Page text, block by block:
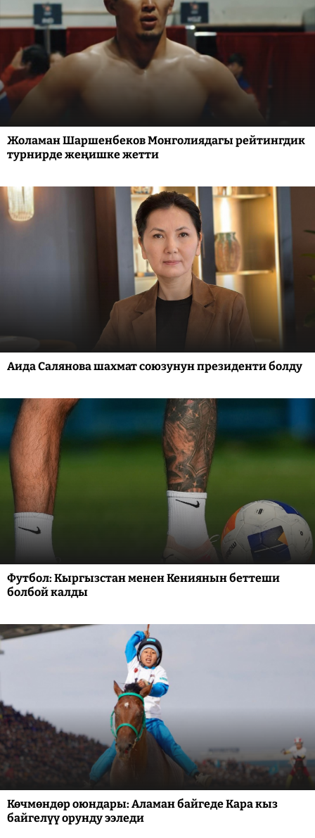
Жоламан Шаршенбеков Монголиядагы рейтингдик
турнирде жеңишке жетти
Аида Салянова шахмат союзунун президенти болду
Футбол: Кыргызстан менен Кениянын беттеши
болбой калды
Көчмөндөр оюндары: Аламан байгеде Кара кыз
байгелүү орунду ээледи